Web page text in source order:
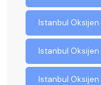
Istanbul Oksijen
Istanbul Oksijen
Istanbul